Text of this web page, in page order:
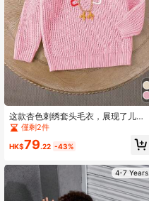
这款杏色刺绣套头毛衣，展现了儿童
的可爱个性，既保暖又时尚，宽松的
版型，室内外皆可穿着，适合学校活
动、家庭聚会或户外玩耍等各种场
时尚独特，充满温柔气息。
僅剩2件
HK$79.22 -43%
4-7 Years